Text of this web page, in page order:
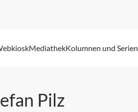
MediathekKolumnen und Serien
Pilz